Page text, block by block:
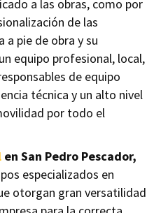
a las obras, como por
de las
a pie de obra y su
equipo profesional, local,
de equipo
técnica y un alto nivel
por todo el
en San Pedro Pescador,
especializados en
otorgan gran versatilidad